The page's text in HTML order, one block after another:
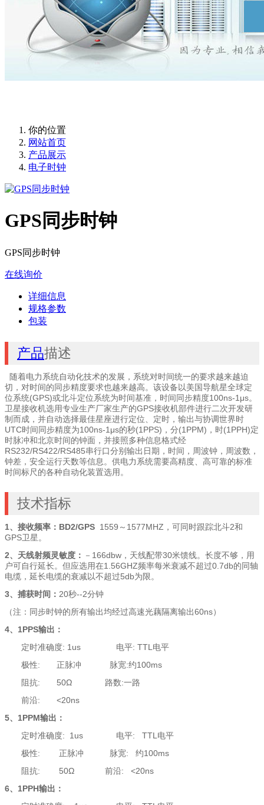
你的位置
网站首页
产品展示
电子时钟
GPS同步时钟
GPS同步时钟
在线询价
详细信息
规格参数
包装
产品描述
随着电力系统自动化技术的发展，系统对时间统一的要求越来越迫
切，对时间的同步精度要求也越来越高。该设备以美国导航星全球定
位系统(GPS)或北斗定位系统为时间基准，时间同步精度100ns-1μs。
卫星接收机选用专业生产厂家生产的GPS接收机部件进行二次开发研
制而成，并自动选择最佳星座进行定位、定时，输出与协调世界时
UTC时间同步精度为100ns-1μs的秒(1PPS)，分(1PPM)，时(1PPH)定
时脉冲和北京时间的钟面，并接照多种信息格式经
RS232/RS422/RS485串行口分别输出日期，时间，周波钟，周波数，
钟差，安全运行天数等信息。供电力系统需要高精度、高可靠的标准
时间标尺的各种自动化装置选用。
技术指标
1、接收频率：BD2/GPS 1559～1577MHZ，可同时跟踪北斗2和
GPS卫星。
2、天线射频灵敏度： －166dbw，天线配带30米馈线。长度不够，用
户可自行延长。但应选用在1.56GHZ频率每米衰减不超过0.7db的同轴
电缆，延长电缆的衰减以不超过5db为限。
3、捕获时间： 20秒--2分钟
（注：同步时钟的所有输出均经过高速光藕隔离输出60ns）
4、1PPS输出：
定时准确度: 1us 电平: TTL电平
极性: 正脉冲 脉宽:约100ms
阻抗: 50Ω 路数:一路
前沿: <20ns
5、1PPM输出：
定时准确度: 1us 电平: TTL电平
极性: 正脉冲 脉宽: 约100ms
阻抗: 50Ω 前沿: <20ns
6、1PPH输出：